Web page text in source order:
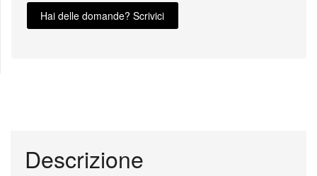
Hai delle domande? Scrivici
Descrizione